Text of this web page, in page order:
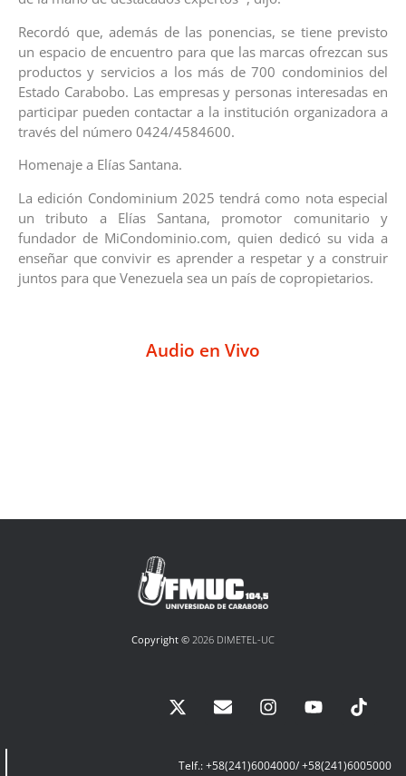
Recordó que, además de las ponencias, se tiene previsto
un espacio de encuentro para que las marcas ofrezcan sus
productos y servicios a los más de 700 condominios del
Estado Carabobo. Las empresas y personas interesadas en
participar pueden contactar a la institución organizadora a
través del número 0424/4584600.
Homenaje a Elías Santana.
La edición Condominium 2025 tendrá como nota especial
un tributo a Elías Santana, promotor comunitario y
fundador de MiCondominio.com, quien dedicó su vida a
enseñar que convivir es aprender a respetar y a construir
juntos para que Venezuela sea un país de copropietarios.
Audio en Vivo
Copyright © 2026 DIMETEL-UC
Telf.: +58(241)6004000/ +58(241)6005000